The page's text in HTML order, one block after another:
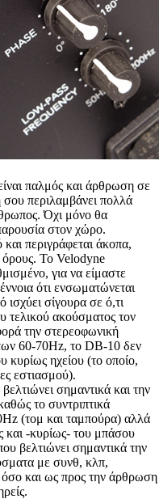
παλμός και άρθρωση σε
περιλαμβάνει πολλά
Όχι μόνο θα
στον χώρο.
περιγράφεται άκοπα,
όρους. Το Velodyne
για να είμαστε
ότι ενσωματώνεται
ισχύει σίγουρα σε ό,τι
τελικού ακούσματος τον
την στερεοφωνική
60-70Hz, το DB-10 δεν
κυρίως ηχείου (το οποίο,
εστιασμού).
σημαντικά και την
το συντριπτικά
(τομ και ταμπούρα) αλλά
και -κυρίως- του μπάσου
βελτιώνει σημαντικά την
με συνθ, κλπ,
όσο και ως προς την άρθρωση